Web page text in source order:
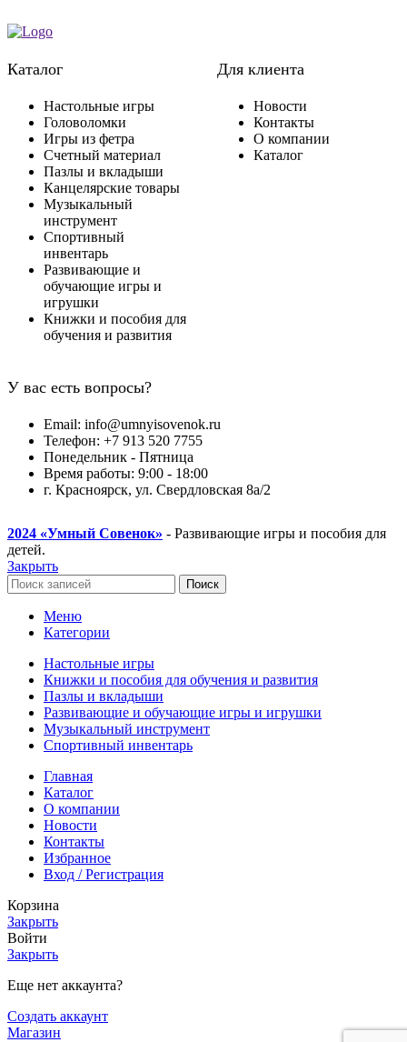
Каталог
Настольные игры
Головоломки
Игры из фетра
Счетный материал
Пазлы и вкладыши
Канцелярские товары
Музыкальный
инструмент
Спортивный
инвентарь
Развивающие и
обучающие игры и
игрушки
Книжки и пособия для
обучения и развития
Для клиента
Новости
Контакты
О компании
Каталог
У вас есть вопросы?
Email: info@umnyisovenok.ru
Телефон: +7 913 520 7755
Понедельник - Пятница
Время работы: 9:00 - 18:00
г. Красноярск, ул. Свердловская 8а/2
2024 «Умный Совенок» - Развивающие игры и пособия для
детей.
Закрыть
Поиск
Меню
Категории
Настольные игры
Книжки и пособия для обучения и развития
Пазлы и вкладыши
Развивающие и обучающие игры и игрушки
Музыкальный инструмент
Спортивный инвентарь
Главная
Каталог
О компании
Новости
Контакты
Избранное
Вход / Регистрация
Корзина
Закрыть
Войти
Закрыть
Еще нет аккаунта?
Создать аккаунт
Магазин